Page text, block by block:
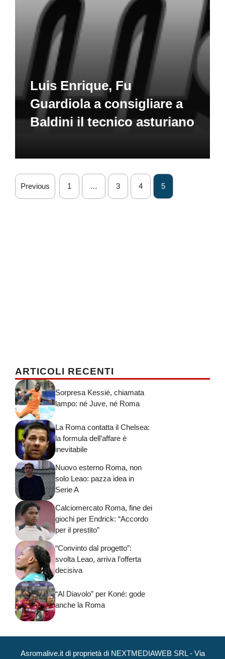
Luis Enrique, Fu
Guardiola a consigliare a
Baldini il tecnico asturiano
Previous 1 … 3 4 5
ARTICOLI RECENTI
Sorpresa Kessié, chiamata
lampo: né Juve, né Roma
La Roma contatta il Chelsea:
la formula dell’affare è
inevitabile
Nuovo esterno Roma, non
solo Leao: pazza idea in
Serie A
Calciomercato Roma, fine dei
giochi per Endrick: “Accordo
per il prestito”
“Convinto dal progetto”:
svolta Leao, arriva l’offerta
decisiva
“Al Diavolo” per Koné: gode
anche la Roma
Asromalive.it di proprietà di NEXTMEDIAWEB SRL - Via